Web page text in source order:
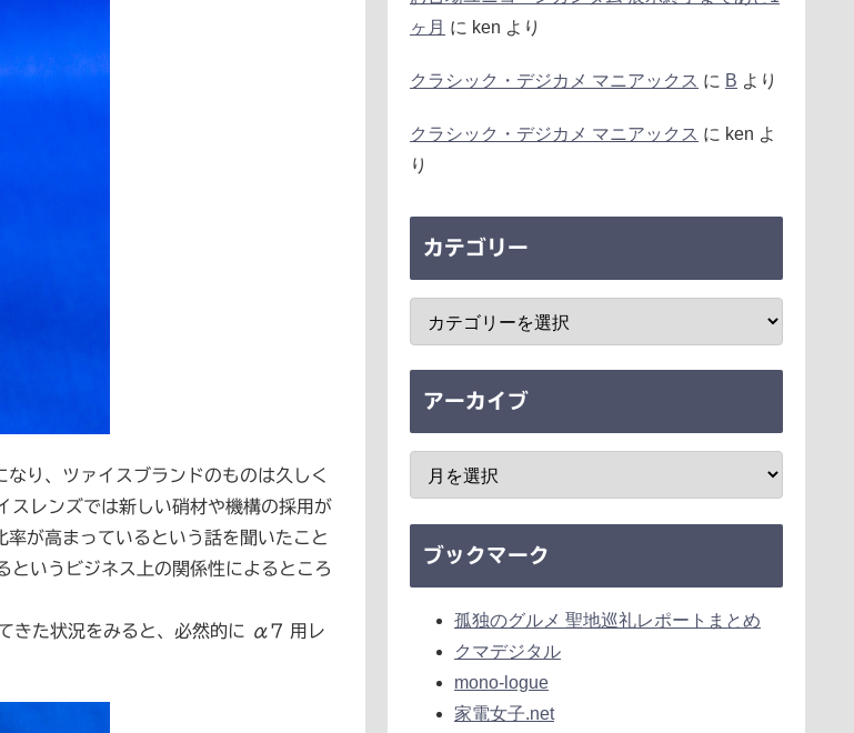
り、ツァイスブランドのものは久しく
スレンズでは新しい硝材や機構の採用が
が高まっているという話を聞いたこと
というビジネス上の関係性によるところ
きた状況をみると、必然的に α7 用レ
ヶ月 に ken より
クラシック・デジカメ マニアックス に B より
クラシック・デジカメ マニアックス に ken よ
り
カテゴリー
アーカイブ
ブックマーク
孤独のグルメ 聖地巡礼レポートまとめ
クマデジタル
mono-logue
家電女子.net